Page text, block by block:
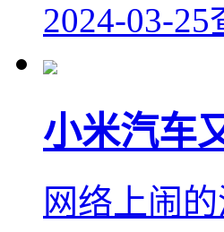
2024-03-25
小米汽车
网络上闹